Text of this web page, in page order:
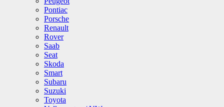
Pontiac
Porsche
Renault
Rover
Saab
Seat
Skoda
Smart
Subaru
Suzuki
Toyota